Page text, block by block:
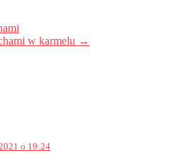
w karmelu →
o 19:24